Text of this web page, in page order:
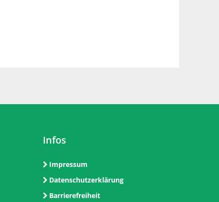
Infos
Impressum
Datenschutzerklärung
Barrierefreiheit